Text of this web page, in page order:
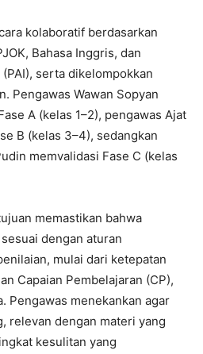
kolaboratif berdasarkan
Bahasa Inggris, dan
serta dikelompokkan
Pengawas Wawan Sopyan
A (kelas 1–2), pengawas Ajat
B (kelas 3–4), sedangkan
memvalidasi Fase C (kelas
memastikan bahwa
dengan aturan
mulai dari ketepatan
Capaian Pembelajaran (CP),
Pengawas menekankan agar
relevan dengan materi yang
kesulitan yang